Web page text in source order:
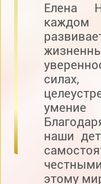
Елена
силах,
наши
этому